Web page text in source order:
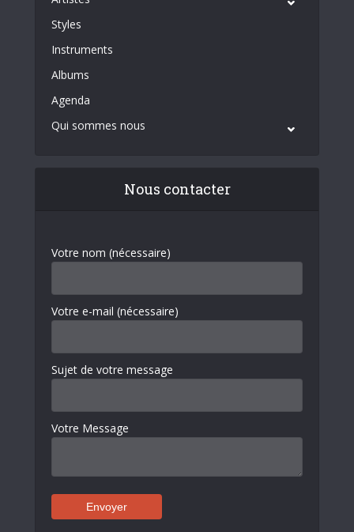
Styles
Instruments
Albums
Agenda
Qui sommes nous
Nous contacter
Votre nom (nécessaire)
Votre e-mail (nécessaire)
Sujet de votre message
Votre Message